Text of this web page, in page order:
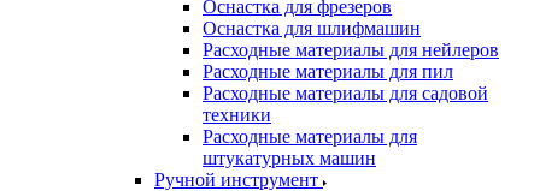
Оснастка для фрезеров
Оснастка для шлифмашин
Расходные материалы для нейлеров
Расходные материалы для пил
Расходные материалы для садовой
техники
Расходные материалы для
штукатурных машин
Ручной инструмент